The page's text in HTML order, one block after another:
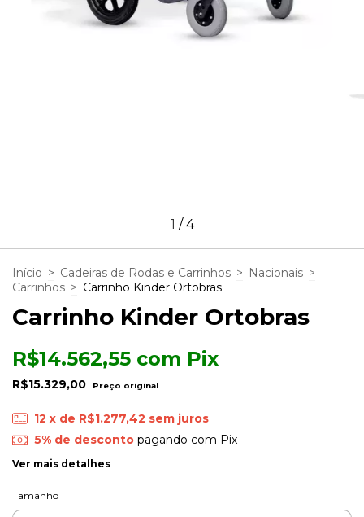
1 /4
Início > Cadeiras de Rodas e Carrinhos > Nacionais >
Carrinhos > Carrinho Kinder Ortobras
Carrinho Kinder Ortobras
R$15.329,00
R$14.562,55 com Pix
12 x de R$1.277,42 sem juros
5% de descontopagando com Pix
Ver mais detalhes
Tamanho